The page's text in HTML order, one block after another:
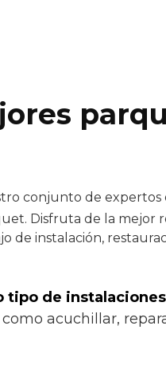
conjunto de
Disfruta de la mejor
de instalación,
tipo de
acuchillar,